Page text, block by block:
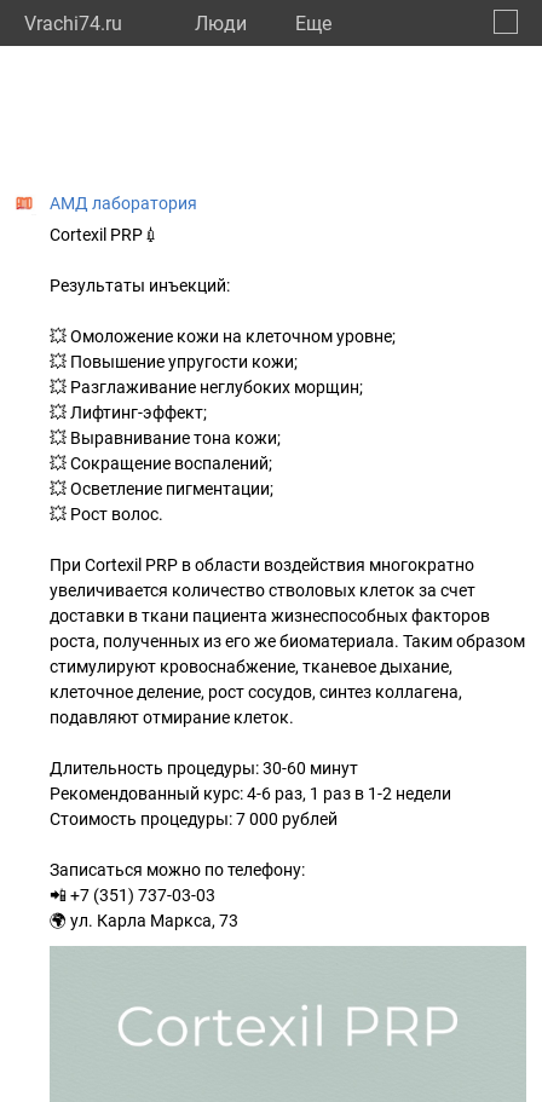
Vrachi74.ru Люди Eще
АМД лаборатория
Cortexil PRP💉
Результаты инъекций:
💥 Омоложение кожи на клеточном уровне;
💥 Повышение упругости кожи;
💥 Разглаживание неглубоких морщин;
💥 Лифтинг-эффект;
💥 Выравнивание тона кожи;
💥 Сокращение воспалений;
💥 Осветление пигментации;
💥 Рост волос.
При Cortexil PRP в области воздействия многократно
увеличивается количество стволовых клеток за счет
доставки в ткани пациента жизнеспособных факторов
роста, полученных из его же биоматериала. Таким образом
стимулируют кровоснабжение, тканевое дыхание,
клеточное деление, рост сосудов, синтез коллагена,
подавляют отмирание клеток.
Длительность процедуры: 30-60 минут
Рекомендованный курс: 4-6 раз, 1 раз в 1-2 недели
Стоимость процедуры: 7 000 рублей
Записаться можно по телефону:
📲 +7 (351) 737-03-03
🌍 ул. Карла Маркса, 73